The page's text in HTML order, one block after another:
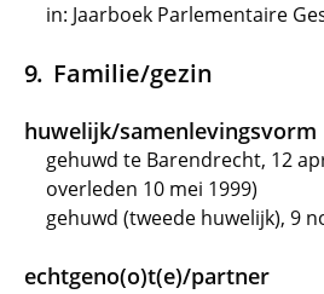
in: Jaarboek Parlementaire
Familie/gezin
huwelijk/samenlevingsvorm
gehuwd te Barendrecht, 12
overleden 10 mei 1999)
gehuwd (tweede huwelijk), 9
echtgeno(o)t(e)/partner